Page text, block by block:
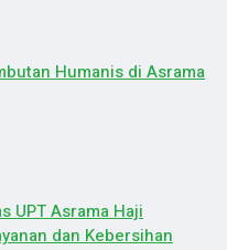
Humanis di Asrama
UPT Asrama Haji
dan Kebersihan